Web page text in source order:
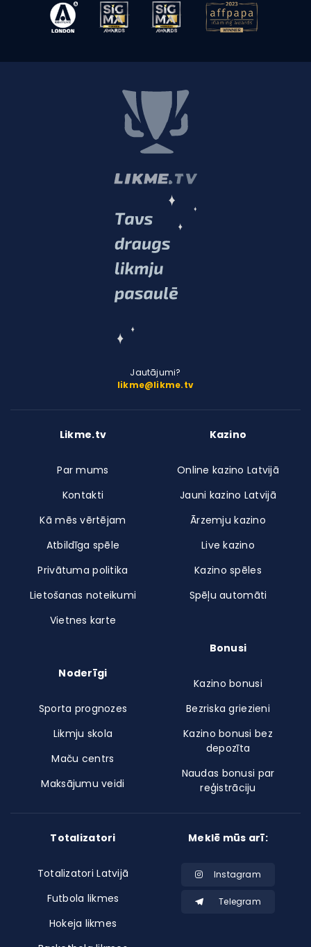
Jautājumi?
likme@likme.tv
Likme.tv
Par mums
Kontakti
Kā mēs vērtējam
Atbildīga spēle
Privātuma politika
Lietošanas noteikumi
Vietnes karte
Noderīgi
Sporta prognozes
Likmju skola
Maču centrs
Maksājumu veidi
Kazino
Online kazino Latvijā
Jauni kazino Latvijā
Ārzemju kazino
Live kazino
Kazino spēles
Spēļu automāti
Bonusi
Kazino bonusi
Bezriska griezieni
Kazino bonusi bez
depozīta
Naudas bonusi par
reģistrāciju
Totalizatori
Totalizatori Latvijā
Futbola likmes
Hokeja likmes
Meklē mūs arī:
Instagram
Telegram